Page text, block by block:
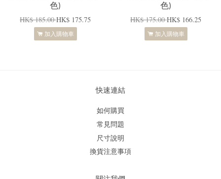
色)
HK$ 185.00HK$ 175.75
加入購物車
色)
HK$ 175.00HK$ 166.25
加入購物車
快速連結
如何購買
常見問題
尺寸說明
換貨注意事項